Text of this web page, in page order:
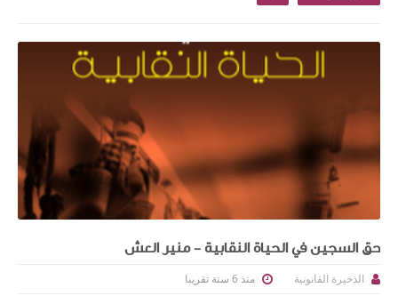
حق السجين في الحياة النقابية - منير العش
الذخيرة القانونية منذ 6 سنة تقريبا